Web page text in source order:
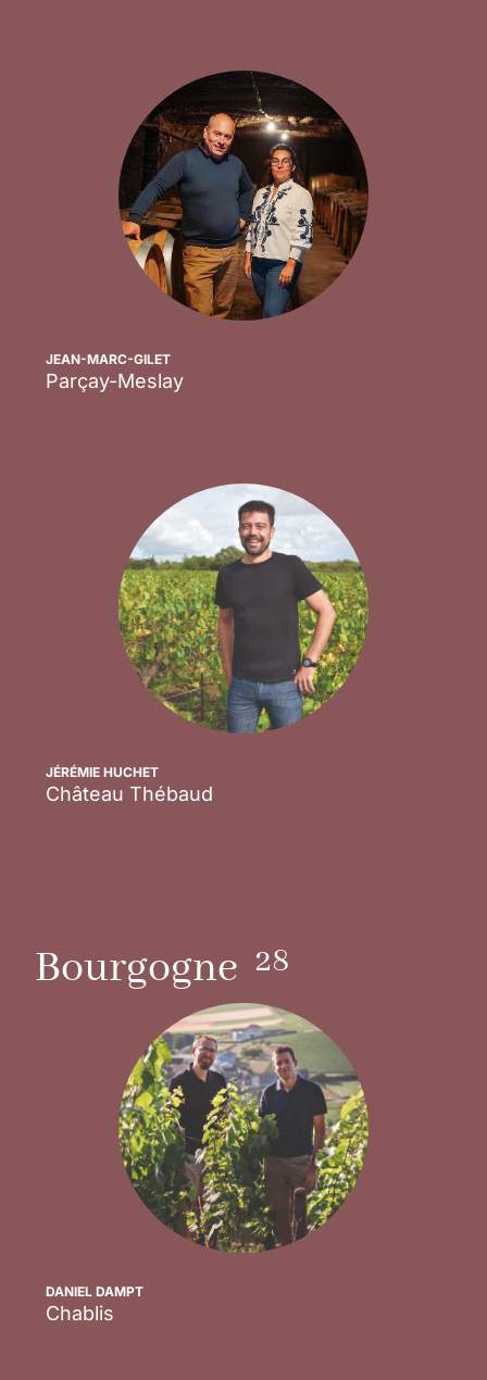
JEAN-MARC-GILET
Parçay-Meslay
JÉRÉMIE HUCHET
Château Thébaud
Bourgogne 28
DANIEL DAMPT
Chablis